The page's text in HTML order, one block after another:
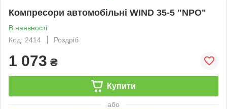
Компресори автомобільні WIND 35-5 "NPO"
В наявності
Код: 2414
Роздріб
1 073 ₴
Купити
або